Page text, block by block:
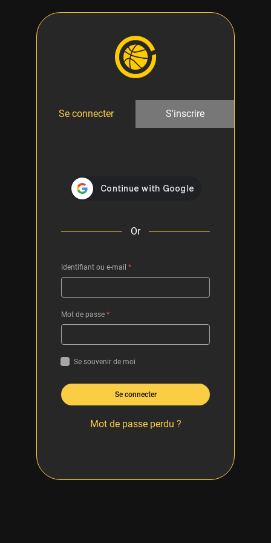
Se connecter S'inscrire
Or
Identifiant ou e-mail *
Mot de passe *
Se souvenir de moi
Se connecter
Mot de passe perdu ?